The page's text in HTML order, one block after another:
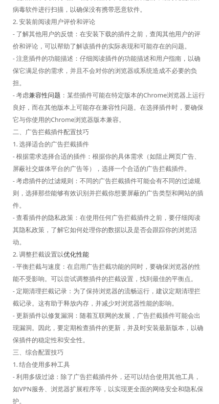
病毒软件进行扫描，以确保没有携带恶意软件。
2. 安装前阅读用户评价和评论
- 了解其他用户的反馈：在安装下载的插件之前，查阅其他用户的评
价和评论，可以帮助了解该插件的实际表现和可能存在的问题。
- 注意插件的功能描述：仔细阅读插件的功能描述和用户指南，以确
保它满足你的需求，并且不会对你的浏览器或系统造成不必要的负
担。
- 考虑兼容性问题 ：某些插件可能在特定版本的Chrome浏览器上运行
良好，而在其他版本上可能存在兼容性问题。在选择插件时，要确保
它与你使用的Chrome浏览器版本兼容。
二、广告拦截插件配置技巧
1. 选择适合的广告拦截插件
- 根据需求选择合适的插件：根据你的具体需求（如阻止网页广告、
屏蔽社交媒体平台的广告等），选择一个合适的广告拦截插件。
- 考虑插件的过滤规则：不同的广告拦截插件可能会有不同的过滤规
则，选择那些能够有效识别并拦截你想要屏蔽的广告类型和网站的插
件。
- 查看插件的隐私政策：在使用任何广告拦截插件之前，要仔细阅读
其隐私政策，了解它如何处理你的数据以及是否会跟踪你的浏览活
动。
2. 调整拦截设置以优化性能
- 平衡拦截与速度：在启用广告拦截功能的同时，要确保浏览器的性
能不受影响。可以尝试调整插件的拦截设置，找到最佳的平衡点。
- 定期清理拦截记录：为了保持浏览器的流畅运行，建议定期清理拦
截记录。这有助于释放内存，并减少对浏览器性能的影响。
- 更新插件以修复漏洞：随着互联网的发展，广告拦截插件可能会出
现漏洞。因此，要定期检查插件的更新，并及时安装最新版本，以确
保插件的稳定性和安全性。
三、综合配置技巧
1. 结合使用多种工具
- 利用多级过滤：除了广告拦截插件外，还可以结合使用其他工具，
如VPN服务、浏览器扩展程序等，以实现更全面的网络安全和隐私保
护。